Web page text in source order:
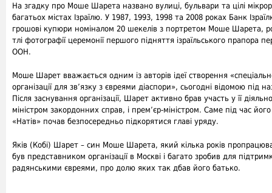
На згадку про Моше Шарета названо вулиці, бульвари та цілі
багатьох містах Ізраїлю. У 1987, 1993, 1998 та 2008 роках Банк
грошові купюри номіналом 20 шекелів з портретом Моше Шарета,
тлі фотографії церемонії першого підняття ізраїльського прапора
ООН.
Моше Шарет вважається одним із авторів ідеї створення
організації для зв’язку з євреями діаспори», сьогодні відомою під
Після заснування організації, Шарет активно брав участь у її
міністром закордонних справ, і прем’єр-міністром. Саме під час
«Натів» почав безпосередньо підкорятися главі уряду.
Яків (Кобі) Шарет – син Моше Шарета, який кілька років
був представником організації в Москві і багато зробив для
радянськими євреями, про долю яких так дбав його батько.